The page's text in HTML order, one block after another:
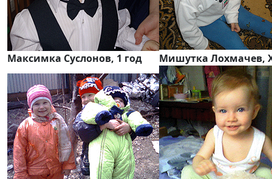
Максимка Суслонов, 1 год Мишутка Лохмачев,